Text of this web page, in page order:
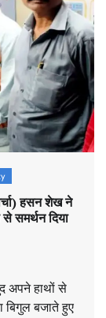
हसन शेख ने
समर्थन दिया
अपने हाथों से
बजाते हुए